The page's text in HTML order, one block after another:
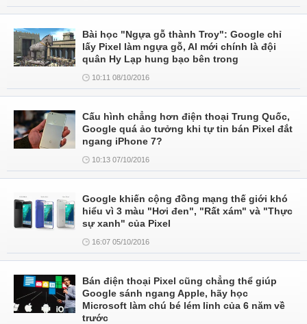
Bài học "Ngựa gỗ thành Troy": Google chỉ
lấy Pixel làm ngựa gỗ, AI mới chính là đội
quân Hy Lạp hung bạo bên trong
10:11 08/10/2016
Cấu hình chẳng hơn điện thoại Trung Quốc,
Google quá ảo tưởng khi tự tin bán Pixel đắt
ngang iPhone 7?
10:13 07/10/2016
Google khiến cộng đồng mạng thế giới khó
hiểu vì 3 màu "Hơi đen", "Rất xám" và "Thực
sự xanh" của Pixel
16:07 05/10/2016
Bán điện thoại Pixel cũng chẳng thể giúp
Google sánh ngang Apple, hãy học
Microsoft làm chú bé lém lỉnh của 6 năm về
trước